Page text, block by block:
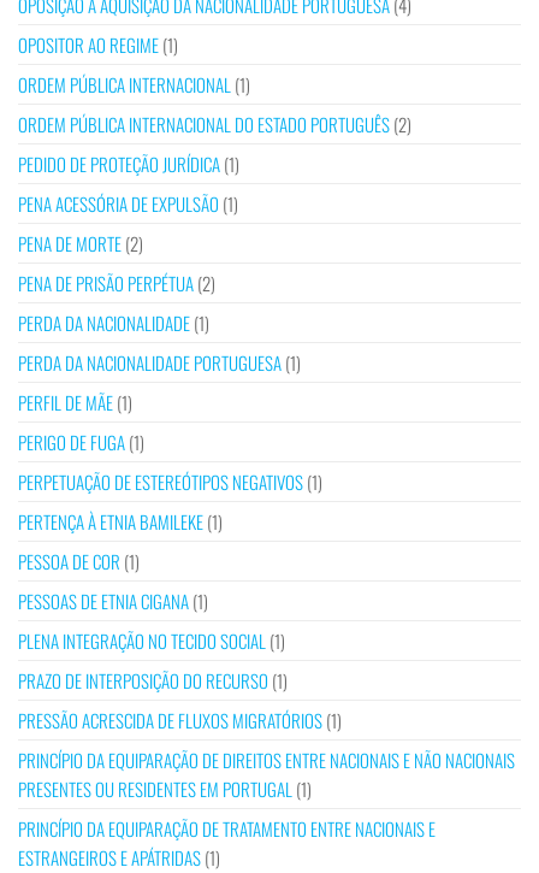
OPOSITOR AO REGIME(1)
ORDEM PÚBLICA INTERNACIONAL (1)
ORDEM PÚBLICA INTERNACIONAL DO ESTADO PORTUGUÊS(2)
PEDIDO DE PROTEÇÃO JURÍDICA(1)
PENA ACESSÓRIA DE EXPULSÃO (1)
PENA DE MORTE(2)
PENA DE PRISÃO PERPÉTUA(2)
PERDA DA NACIONALIDADE(1)
PERDA DA NACIONALIDADE PORTUGUESA(1)
PERFIL DE MÃE(1)
PERIGO DE FUGA(1)
PERPETUAÇÃO DE ESTEREÓTIPOS NEGATIVOS(1)
PERTENÇA À ETNIA BAMILEKE(1)
PESSOA DE COR (1)
PESSOAS DE ETNIA CIGANA(1)
PLENA INTEGRAÇÃO NO TECIDO SOCIAL (1)
PRAZO DE INTERPOSIÇÃO DO RECURSO (1)
PRESSÃO ACRESCIDA DE FLUXOS MIGRATÓRIOS(1)
PRINCÍPIO DA EQUIPARAÇÃO DE DIREITOS ENTRE NACIONAIS E NÃO NACIONAIS
PRESENTES OU RESIDENTES EM PORTUGAL (1)
PRINCÍPIO DA EQUIPARAÇÃO DE TRATAMENTO ENTRE NACIONAIS E
ESTRANGEIROS E APÁTRIDAS(1)